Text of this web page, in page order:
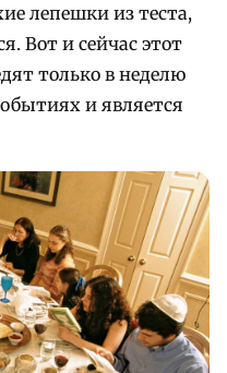
лепешки из теста,
Вот и сейчас этот
только в неделю
и является